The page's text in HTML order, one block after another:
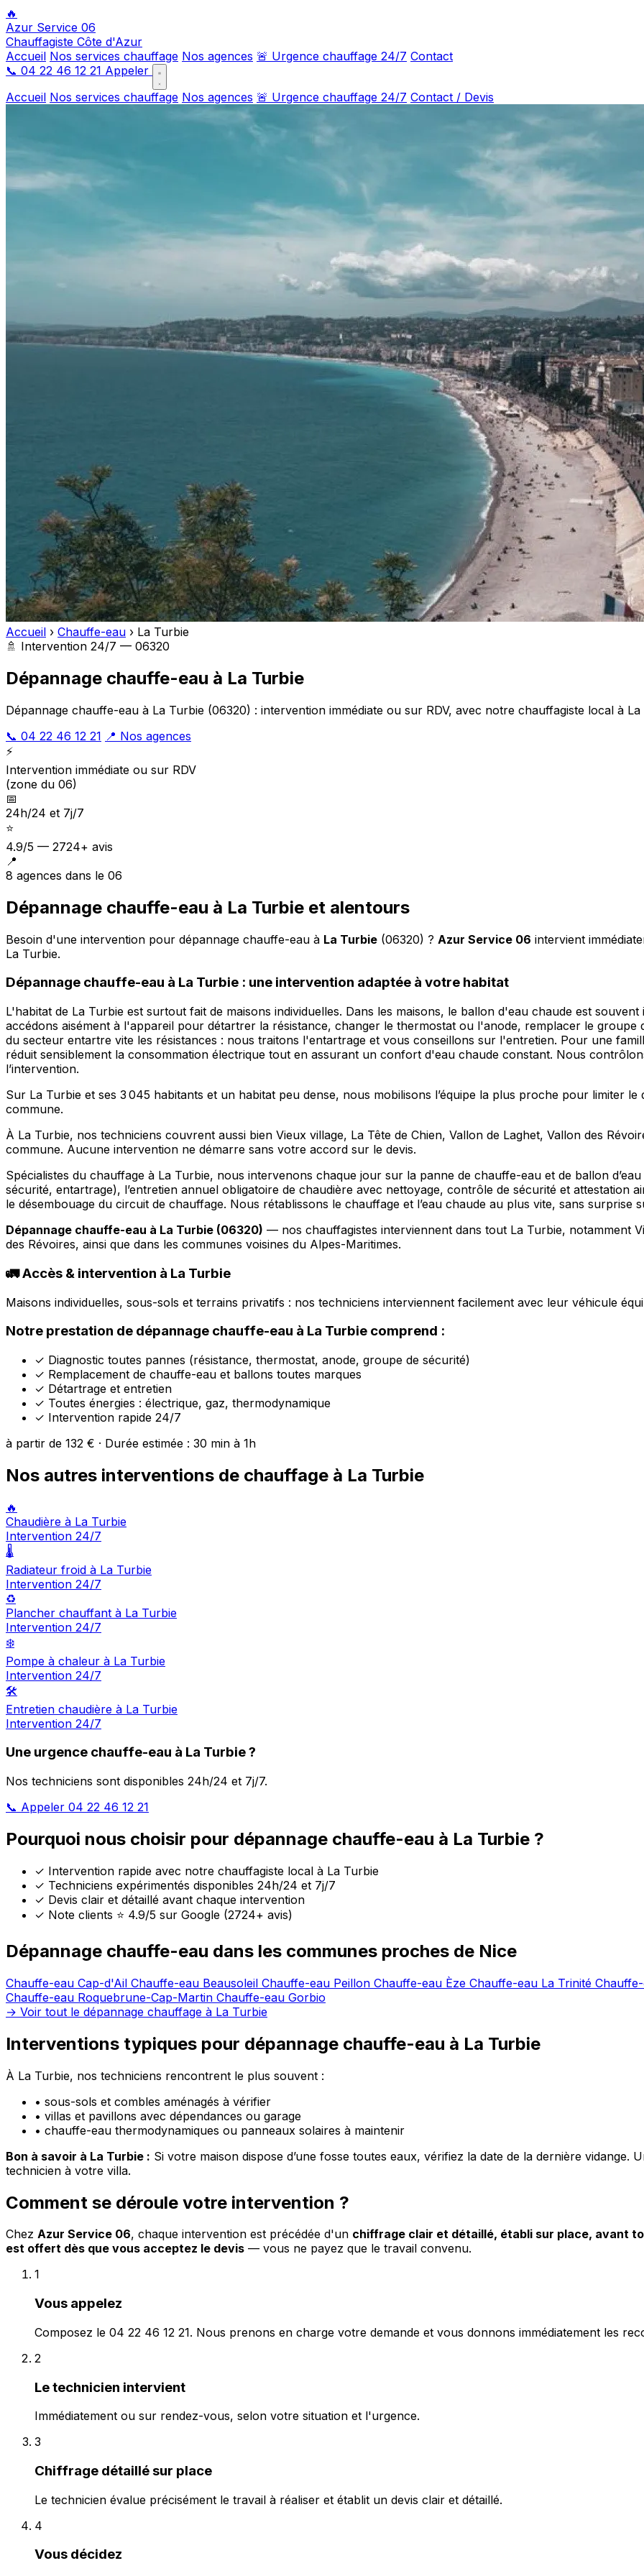
🔥
Azur Service 06
Chauffagiste Côte d'Azur
Accueil Nos services chauffage Nos agences 🚨 Urgence chauffage 24/7 Contact
📞 04 22 46 12 21 Appeler
Accueil Nos services chauffage Nos agences 🚨 Urgence chauffage 24/7 Contact / Devis
Accueil › Chauffe-eau › La Turbie
🚿 Intervention 24/7 — 06320
Dépannage chauffe-eau à La Turbie
Dépannage chauffe-eau à La Turbie (06320) : intervention immédiate ou sur RDV, avec notre chauffagiste local à La
📞 04 22 46 12 21 📍 Nos agences
⚡
Intervention immédiate ou sur RDV
(zone du 06)
📅
24h/24 et 7j/7
⭐
4.9/5 — 2724+ avis
📍
8 agences dans le 06
Dépannage chauffe-eau à La Turbie et alentours
Besoin d'une intervention pour dépannage chauffe-eau à La Turbie (06320) ? Azur Service 06 intervient
La Turbie.
Dépannage chauffe-eau à La Turbie : une intervention adaptée à votre habitat
L'habitat de La Turbie est surtout fait de maisons individuelles. Dans les maisons, le ballon d'eau chaude est
accédons aisément à l'appareil pour détartrer la résistance, changer le thermostat ou l'anode, remplacer le
du secteur entartre vite les résistances : nous traitons l'entartrage et vous conseillons sur l'entretien. Pour une
réduit sensiblement la consommation électrique tout en assurant un confort d'eau chaude constant. Nous
l’intervention.
Sur La Turbie et ses 3 045 habitants et un habitat peu dense, nous mobilisons l’équipe la plus proche pour limiter
commune.
À La Turbie, nos techniciens couvrent aussi bien Vieux village, La Tête de Chien, Vallon de Laghet, Vallon des
commune. Aucune intervention ne démarre sans votre accord sur le devis.
Spécialistes du chauffage à La Turbie, nous intervenons chaque jour sur la panne de chauffe-eau et de ballon
sécurité, entartrage), l’entretien annuel obligatoire de chaudière avec nettoyage, contrôle de sécurité et attestation
le désembouage du circuit de chauffage. Nous rétablissons le chauffage et l’eau chaude au plus vite, sans surprise
Dépannage chauffe-eau à La Turbie (06320) — nos chauffagistes interviennent dans tout La Turbie, notamment
des Révoires, ainsi que dans les communes voisines du Alpes-Maritimes.
🚛 Accès & intervention à La Turbie
Maisons individuelles, sous-sols et terrains privatifs : nos techniciens interviennent facilement avec leur véhicule
Notre prestation de dépannage chauffe-eau à La Turbie comprend :
✓ Diagnostic toutes pannes (résistance, thermostat, anode, groupe de sécurité)
✓ Remplacement de chauffe-eau et ballons toutes marques
✓ Détartrage et entretien
✓ Toutes énergies : électrique, gaz, thermodynamique
✓ Intervention rapide 24/7
à partir de 132 € · Durée estimée : 30 min à 1h
Nos autres interventions de chauffage à La Turbie
🔥
Chaudière à La Turbie
Intervention 24/7
🌡️
Radiateur froid à La Turbie
Intervention 24/7
♻️
Plancher chauffant à La Turbie
Intervention 24/7
❄️
Pompe à chaleur à La Turbie
Intervention 24/7
🛠️
Entretien chaudière à La Turbie
Intervention 24/7
Une urgence chauffe-eau à La Turbie ?
Nos techniciens sont disponibles 24h/24 et 7j/7.
📞 Appeler 04 22 46 12 21
Pourquoi nous choisir pour dépannage chauffe-eau à La Turbie ?
✓ Intervention rapide avec notre chauffagiste local à La Turbie
✓ Techniciens expérimentés disponibles 24h/24 et 7j/7
✓ Devis clair et détaillé avant chaque intervention
✓ Note clients ⭐ 4.9/5 sur Google (2724+ avis)
Dépannage chauffe-eau dans les communes proches de Nice
Chauffe-eau Cap-d'Ail Chauffe-eau Beausoleil Chauffe-eau Peillon Chauffe-eau Èze Chauffe-eau La Trinité
Chauffe-eau Roquebrune-Cap-Martin Chauffe-eau Gorbio
→ Voir tout le dépannage chauffage à La Turbie
Interventions typiques pour dépannage chauffe-eau à La Turbie
À La Turbie, nos techniciens rencontrent le plus souvent :
• sous-sols et combles aménagés à vérifier
• villas et pavillons avec dépendances ou garage
• chauffe-eau thermodynamiques ou panneaux solaires à maintenir
Bon à savoir à La Turbie : Si votre maison dispose d’une fosse toutes eaux, vérifiez la date de la dernière vidange.
technicien à votre villa.
Comment se déroule votre intervention ?
Chez Azur Service 06, chaque intervention est précédée d'un chiffrage clair et détaillé, établi sur place, avant
est offert dès que vous acceptez le devis — vous ne payez que le travail convenu.
1
Vous appelez
Composez le 04 22 46 12 21. Nous prenons en charge votre demande et vous donnons immédiatement les
2
Le technicien intervient
Immédiatement ou sur rendez-vous, selon votre situation et l'urgence.
3
Chiffrage détaillé sur place
Le technicien évalue précisément le travail à réaliser et établit un devis clair et détaillé.
4
Vous décidez